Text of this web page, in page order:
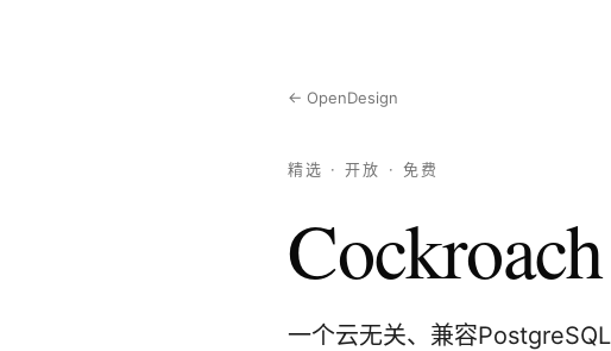
← OpenDesign
精选 · 开放 · 免费
一个云无关、兼容